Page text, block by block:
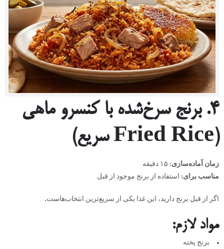
۴.برنج سرخ‌شده با کنسرو ماهی
(Fried Rice
سریع)
زمان آماده‌سازی:
مناسب برای: استفاده از برنج موجود از قبل
اگر از قبل برنج دارید، این غذا یکی از سریع‌ترین انتخاب‌هاست.
مواد لازم:
برنج پخته